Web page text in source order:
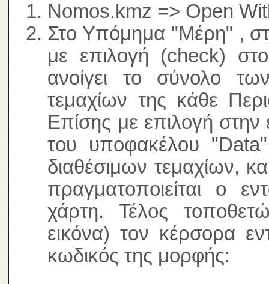
Nomos.kmz => Open
Στο Υπόμημα "Μέρη" ,
με επιλογή (check)
ανοίγει το σύνολο
τεμαχίων της κάθε
Επίσης με επιλογή στην
του υποφακέλου
διαθέσιμων τεμαχίων,
πραγματοποιείται ο
χάρτη. Τέλος
εικόνα) τον κέρσορα
κωδικός της μορφής: